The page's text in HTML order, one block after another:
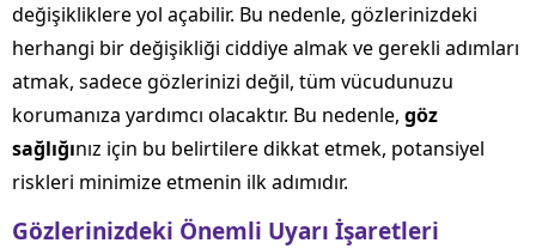
değişikliklere yol açabilir. Bu nedenle, gözlerinizdeki
herhangi bir değişikliği ciddiye almak ve gerekli adımları
atmak, sadece gözlerinizi değil, tüm vücudunuzu
korumanıza yardımcı olacaktır. Bu nedenle, göz
sağlığınız için bu belirtilere dikkat etmek, potansiyel
riskleri minimize etmenin ilk adımıdır.
Gözlerinizdeki Önemli Uyarı İşaretleri